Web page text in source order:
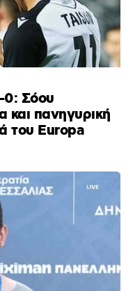
0: Σόου
και πανηγυρική
του Europa